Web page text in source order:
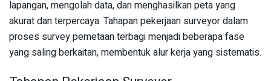
lapangan, mengolah data, dan menghasilkan peta yang
akurat dan terpercaya. Tahapan pekerjaan surveyor dalam
proses survey pemetaan terbagi menjadi beberapa fase
yang saling berkaitan, membentuk alur kerja yang sistematis.